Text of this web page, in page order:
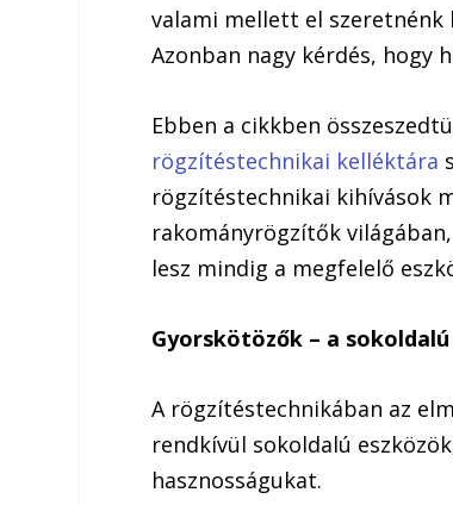
valami mellett el szeretnénk
Azonban nagy kérdés, hogy
Ebben a cikkben
rögzítéstechnikai kelléktára
rögzítéstechnikai kihívások
rakományrögzítők
lesz mindig a megfelelő
Gyorskötözők – a
A rögzítéstechnikában az
rendkívül sokoldalú
hasznosságukat.